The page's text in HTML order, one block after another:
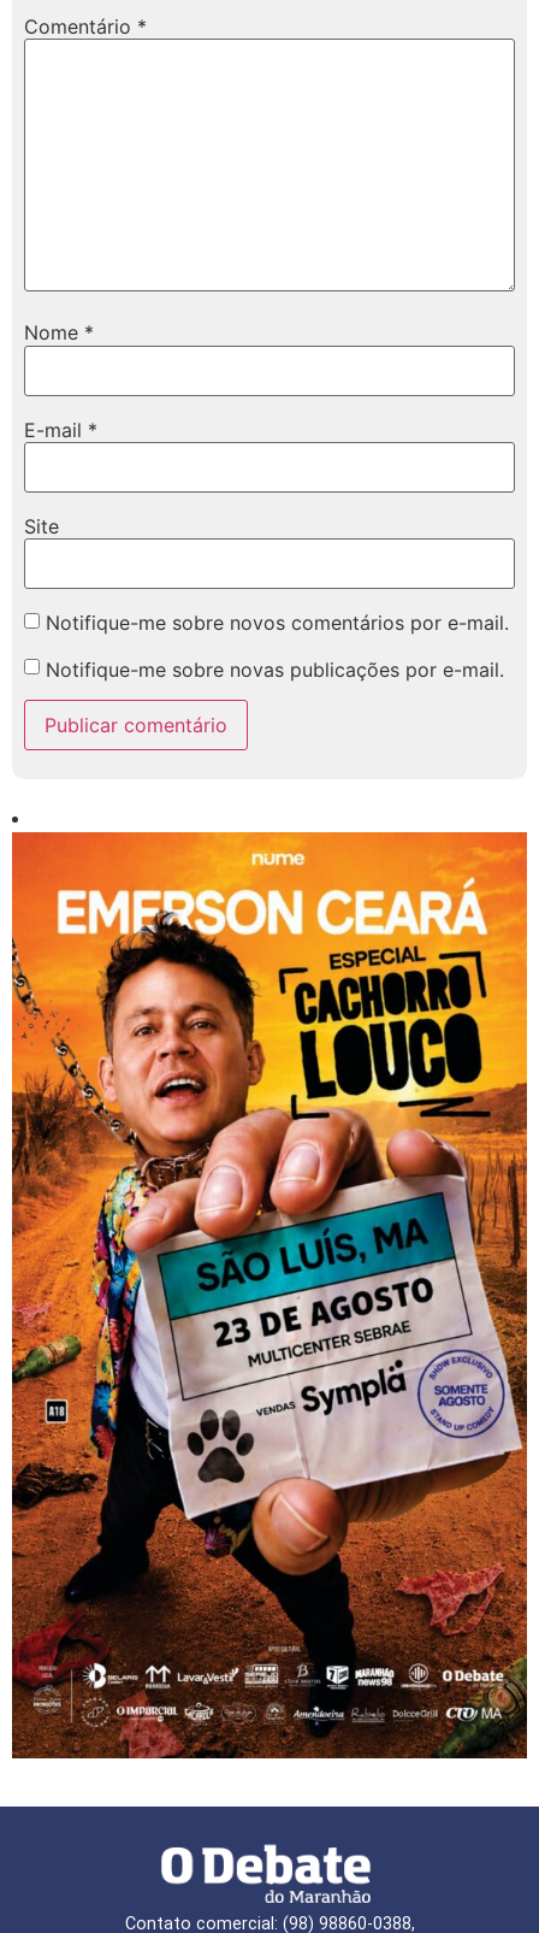
Comentário *
Nome *
E-mail *
Site
Notifique-me sobre novos comentários por e-mail.
Notifique-me sobre novas publicações por e-mail.
Contato comercial: (98) 98860-0388,